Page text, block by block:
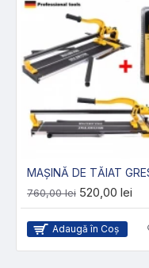
760,00 lei 520,00 lei
Adaugă în Coş